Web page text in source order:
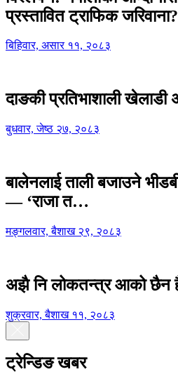
प्रस्तावित ट्राफिक
बिहिवार, असार ११, २०८३
दाङकी प्रतिभाशाली खेलाडी
बुधवार, जेष्ठ २७, २०८३
बालेनलाई ताली बजाउने
— ‘राजा त…
मङ्गलवार, बैशाख २९, २०८३
अझै नि लोकतन्त्र आको
शुक्रवार, बैशाख ११, २०८३
ट्रेन्डिङ खबर